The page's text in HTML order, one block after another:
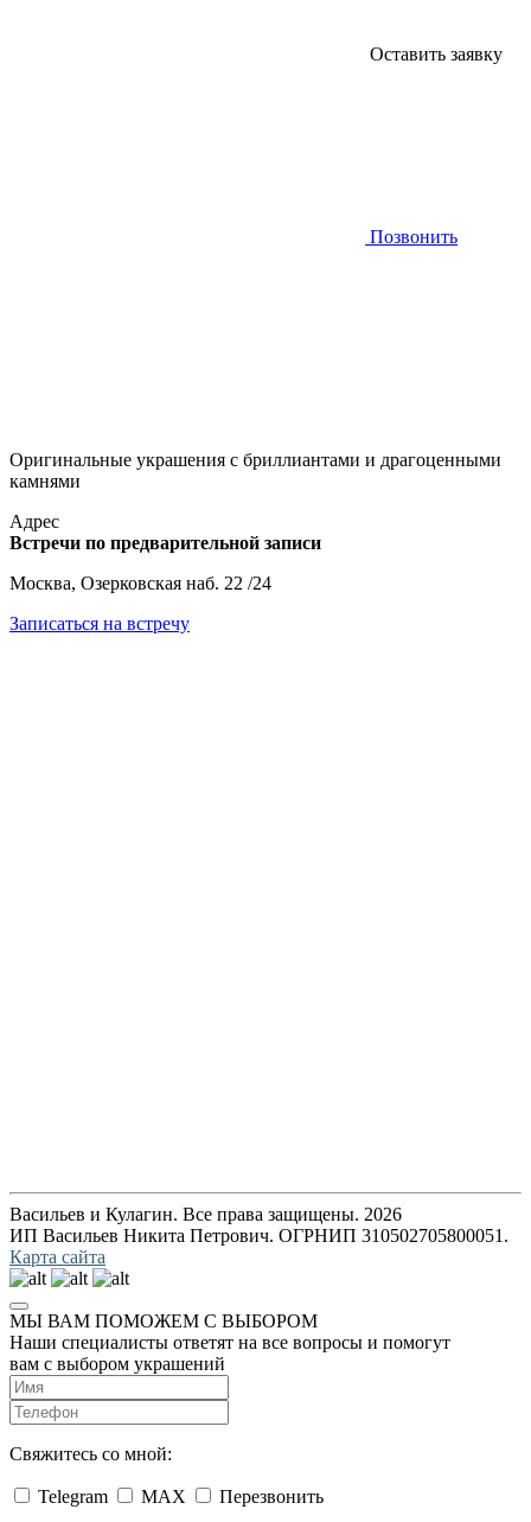
Оставить заявку
Позвонить
Оригинальные украшения с бриллиантами и драгоценными
камнями
Адрес
Встречи по предварительной записи
Москва, Озерковская наб. 22 /24
Записаться на встречу
Васильев и Кулагин. Все права защищены. 2026
ИП Васильев Никита Петрович. ОГРНИП 310502705800051.
Карта сайта
МЫ ВАМ ПОМОЖЕМ С ВЫБОРОМ
Наши специалисты ответят на все вопросы и помогут
вам с выбором украшений
Свяжитесь со мной:
Telegram MAX Перезвонить